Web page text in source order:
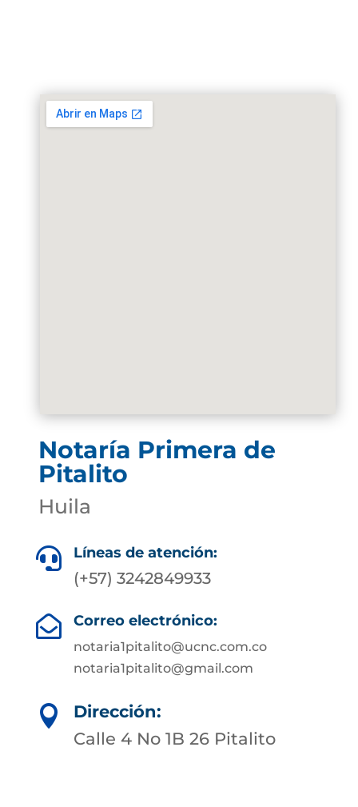
Notaría Primera de
Pitalito
Huila
 Líneas de atención:
(+57) 3242849933
 Correo electrónico:
notaria1pitalito@ucnc.com.co
notaria1pitalito@gmail.com

Dirección:
Calle 4 No 1B 26 Pitalito